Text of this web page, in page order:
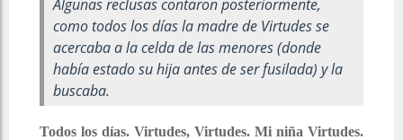
Algunas reclusas contaron posteriormente,
como todos los días la madre de Virtudes se
acercaba a la celda de las menores (donde
había estado su hija antes de ser fusilada) y la
buscaba.
Todos los días. Virtudes, Virtudes. Mi niña Virtudes.